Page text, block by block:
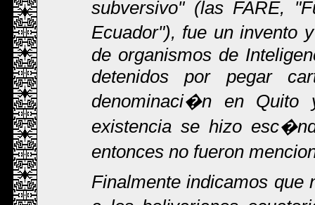
subversivo" (las FARE,
Ecuador"), fue un invento
de organismos de
detenidos por pegar
denominaci�n en Quito
existencia se hizo
entonces no fueron
Finalmente indicamos que